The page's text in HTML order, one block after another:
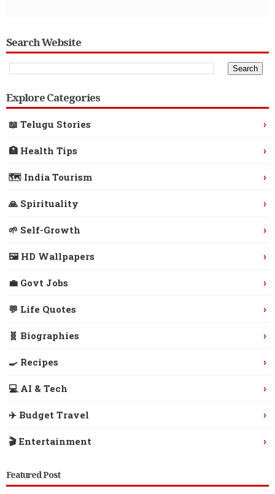
Search Website
Explore Categories
📖 Telugu Stories ›
🏥 Health Tips ›
🗺️ India Tourism ›
🙏 Spirituality ›
🌱 Self-Growth ›
🖼️ HD Wallpapers ›
💼 Govt Jobs ›
💬 Life Quotes ›
🧬 Biographies ›
🍳 Recipes ›
💻 AI & Tech ›
✈️ Budget Travel ›
🎬 Entertainment ›
Featured Post